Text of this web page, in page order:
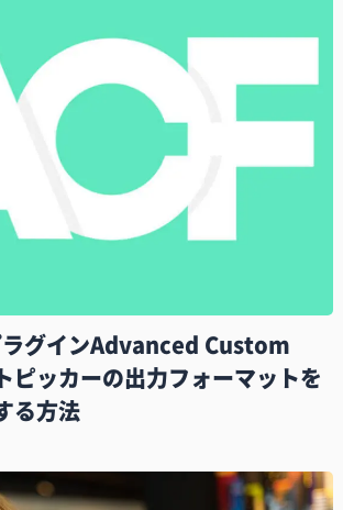
グインAdvanced Custom
ピッカーの出力フォーマットを
る方法